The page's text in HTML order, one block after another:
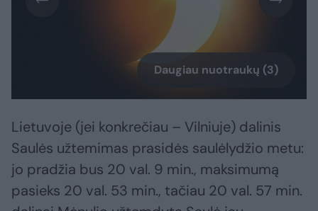
Daugiau nuotraukų (3)
Lietuvoje (jei konkrečiau – Vilniuje) dalinis
Saulės užtemimas prasidės saulėlydžio metu:
jo pradžia bus 20 val. 9 min., maksimumą
pasieks 20 val. 53 min., tačiau 20 val. 57 min.